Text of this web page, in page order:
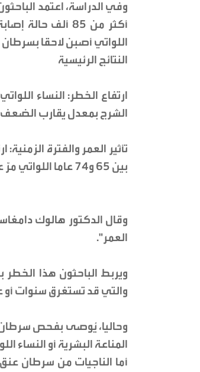
أكثر من 85 ألف
اللواتي أصبن لاحقا
النتائج الرئيسية
ارتفاع الخطر: النساء
الشرج بمعدل يقارب الضعف
تأثير العمر والفترة
بين 65 و74 عاما اللواتي مرّ على تشخيصهن الأصلي أكثر من 15 عاما.
وقال الدكتور هالوك
العمر".
ويربط الباحثون هذا
والتي قد تستغرق سنوات أو
وحاليا، يُوصى بفحص
المناعة البشرية أو النساء
أما الناجيات من سرطان